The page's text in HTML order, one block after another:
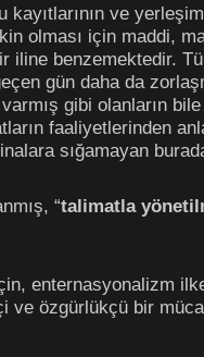
kayıtlarının ve
olması için maddi,
iline benzemektedir.
gün daha da
gibi olanların
faaliyetlerinden
sığamayan
“talimatla
enternasyonalizm
özgürlükçü bir